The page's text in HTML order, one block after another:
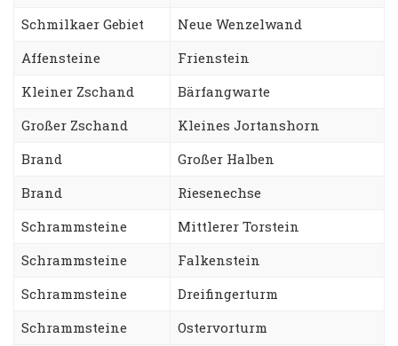
Schmilkaer Gebiet
Neue Wenzelwand
Affensteine
Frienstein
Kleiner Zschand
Bärfangwarte
Großer Zschand
Kleines Jortanshorn
Brand
Großer Halben
Brand
Riesenechse
Schrammsteine
Mittlerer Torstein
Schrammsteine
Falkenstein
Schrammsteine
Dreifingerturm
Schrammsteine
Ostervorturm